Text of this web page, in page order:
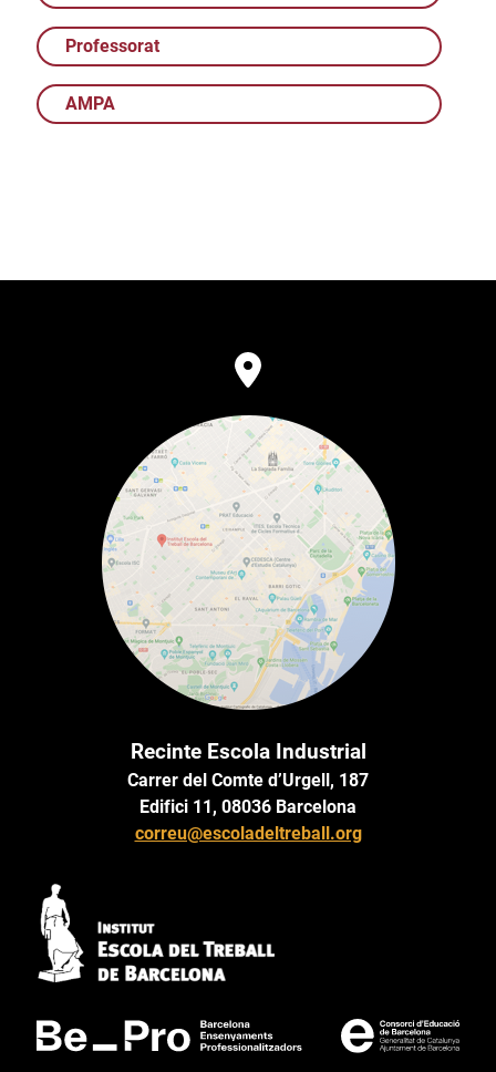
Professorat
AMPA
Recinte Escola Industrial
Carrer del Comte d’Urgell, 187
Edifici 11, 08036 Barcelona
correu@escoladeltreball.org